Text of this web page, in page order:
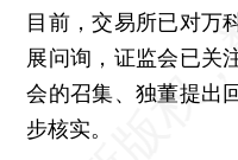
目前，交易所已对万
展问询，证监会已关
会的召集、独董提出
步核实。